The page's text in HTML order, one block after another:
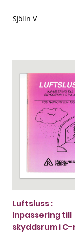
Sjölin V
Luftsluss :
Inpassering till
skyddsrum i C-